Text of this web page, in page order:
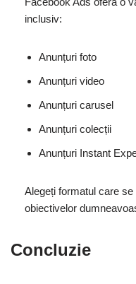
inclusiv:
Anunțuri foto
Anunțuri video
Anunțuri carusel
Anunțuri colecții
Anunțuri Instant
Alegeți formatul care
obiectivelor
Concluzie